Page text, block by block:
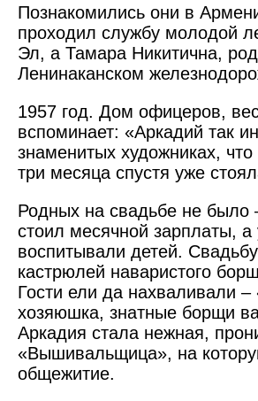
Познакомились они в
проходил службу молодой
Эл, а Тамара Никитична,
Ленинаканском
1957 год. Дом офицеров,
вспоминает: «Аркадий так
знаменитых художниках,
три месяца спустя уже
Родных на свадьбе не было
стоил месячной зарплаты,
воспитывали детей.
кастрюлей наваристого
Гости ели да нахваливали
хозяюшка, знатные борщи
Аркадия стала нежная,
«Вышивальщица», на
общежитие.